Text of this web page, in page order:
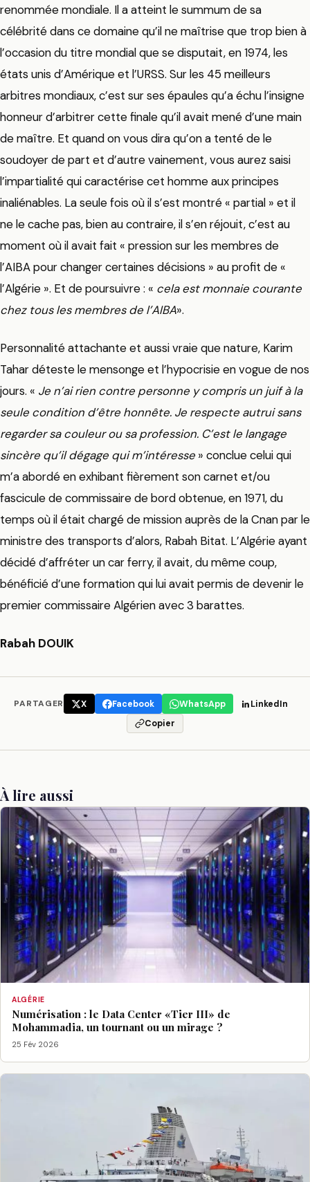
renommée mondiale. Il a atteint le summum de sa
célébrité dans ce domaine qu’il ne maîtrise que trop bien à
l’occasion du titre mondial que se disputait, en 1974, les
états unis d’Amérique et l’URSS. Sur les 45 meilleurs
arbitres mondiaux, c’est sur ses épaules qu’a échu l’insigne
honneur d’arbitrer cette finale qu’il avait mené d’une main
de maître. Et quand on vous dira qu’on a tenté de le
soudoyer de part et d’autre vainement, vous aurez saisi
l’impartialité qui caractérise cet homme aux principes
inaliénables. La seule fois où il s’est montré « partial » et il
ne le cache pas, bien au contraire, il s’en réjouit, c’est au
moment où il avait fait « pression sur les membres de
l’AIBA pour changer certaines décisions » au profit de «
l’Algérie ». Et de poursuivre : « cela est monnaie courante
chez tous les membres de l’AIBA».
Personnalité attachante et aussi vraie que nature, Karim
Tahar déteste le mensonge et l’hypocrisie en vogue de nos
jours. « Je n’ai rien contre personne y compris un juif à la
seule condition d’être honnête. Je respecte autrui sans
regarder sa couleur ou sa profession. C’est le langage
sincère qu’il dégage qui m’intéresse» conclue celui qui
m’a abordé en exhibant fièrement son carnet et/ou
fascicule de commissaire de bord obtenue, en 1971, du
temps où il était chargé de mission auprès de la Cnan par le
ministre des transports d’alors, Rabah Bitat. L’Algérie ayant
décidé d’affréter un car ferry, il avait, du même coup,
bénéficié d’une formation qui lui avait permis de devenir le
premier commissaire Algérien avec 3 barattes.
Rabah DOUIK
PARTAGER X Facebook WhatsApp
LinkedIn
Copier
À lire aussi
ALGÉRIE
Numérisation : le Data Center «Tier III» de
Mohammadia, un tournant ou un mirage ?
25 Fév 2026